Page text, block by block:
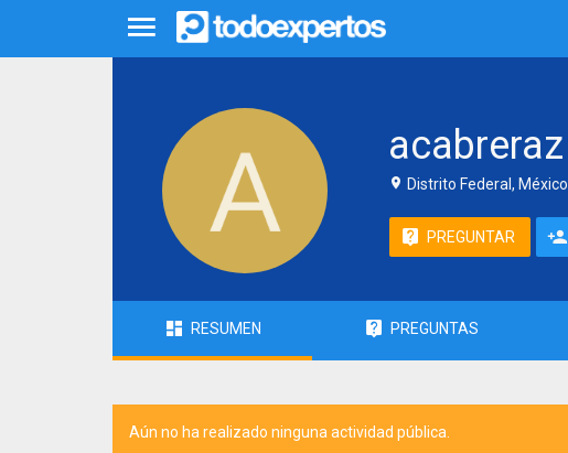
acabreraz
Distrito Federal, México
PREGUNTAR
RESUMEN PREGUNTAS
Aún no ha realizado ninguna actividad pública.